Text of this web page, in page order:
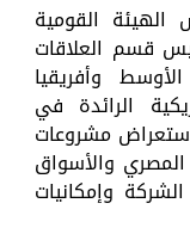
القومية
قسم العلاقات
وأفريقيا
الرائدة في
مشروعات
المصري والأسواق
وإمكانيات